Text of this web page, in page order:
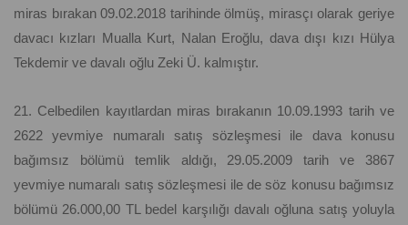
miras bırakan 09.02.2018 tarihinde ölmüş, mirasçı olarak geriye
davacı kızları Mualla Kurt, Nalan Eroğlu, dava dışı kızı Hülya
Tekdemir ve davalı oğlu Zeki Ü. kalmıştır.
21. Celbedilen kayıtlardan miras bırakanın 10.09.1993 tarih ve
2622 yevmiye numaralı satış sözleşmesi ile dava konusu
bağımsız bölümü temlik aldığı, 29.05.2009 tarih ve 3867
yevmiye numaralı satış sözleşmesi ile de söz konusu bağımsız
bölümü 26.000,00 TL bedel karşılığı davalı oğluna satış yoluyla